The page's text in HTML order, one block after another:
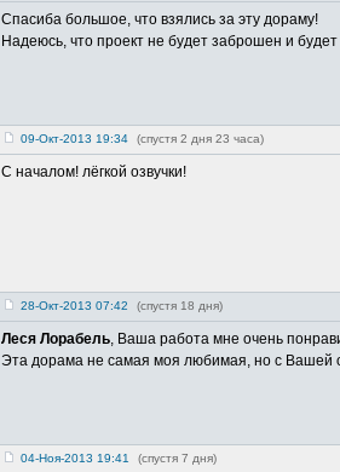
Спасиба большое, что взялись за эту дораму!
Надеюсь, что проект не будет заброшен и будет
09-Окт-2013 19:34 (спустя 2 дня 23 часа)
С началом! лёгкой озвучки!
28-Окт-2013 07:42 (спустя 18 дня)
Леся Лорабель , Ваша работа мне очень
Эта дорама не самая моя любимая, но с Вашей
04-Ноя-2013 19:41 (спустя 7 дня)